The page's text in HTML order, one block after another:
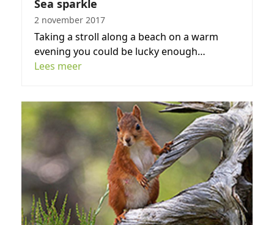
Sea sparkle
2 november 2017
Taking a stroll along a beach on a warm
evening you could be lucky enough…
Lees meer